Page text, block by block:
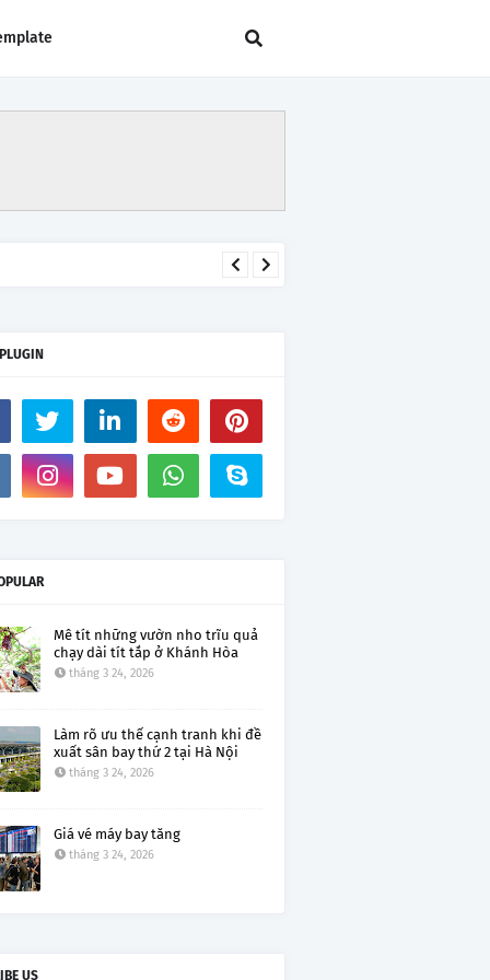
Mê tít những vườn nho trĩu quả
chạy dài tít tắp ở Khánh Hòa
tháng 3 24, 2026
Làm rõ ưu thế cạnh tranh khi đề
xuất sân bay thứ 2 tại Hà Nội
tháng 3 24, 2026
Giá vé máy bay tăng
tháng 3 24, 2026
US